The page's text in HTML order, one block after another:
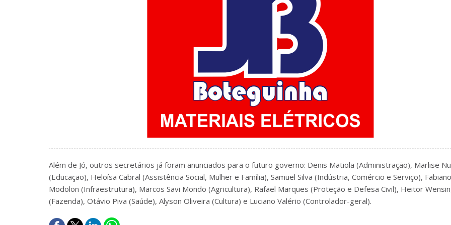
Além de Jó, outros secretários já foram anunciados para o futuro governo: Denis Matiola (Administração), Marlise
(Educação), Heloísa Cabral (Assistência Social, Mulher e Família), Samuel Silva (Indústria, Comércio e Serviço), Fabiano
Modolon (Infraestrutura), Marcos Savi Mondo (Agricultura), Rafael Marques (Proteção e Defesa Civil), Heitor
(Fazenda), Otávio Piva (Saúde), Alyson Oliveira (Cultura) e Luciano Valério (Controlador-geral).